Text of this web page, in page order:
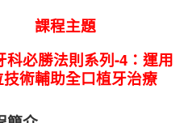
課程主題
科必勝法則系列-4： 運用
術輔助全口植牙治療